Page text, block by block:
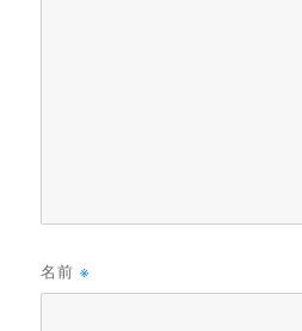
名前※